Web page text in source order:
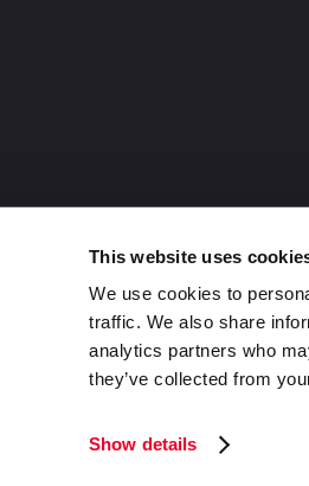
This website uses
We use cookies to
traffic. We also share
analytics partners who
they’ve collected from
Show details
2026 DaklaPack Group. Alle Rechte